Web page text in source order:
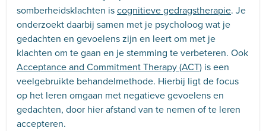
somberheidsklachten iscognitieve gedragstherapie. Je
onderzoekt daarbij samen met je psycholoog wat je
gedachten en gevoelens zijn en leert om met je
klachten om te gaan en je stemming te verbeteren. Ook
Acceptance and Commitment Therapy (ACT) is een
veelgebruikte behandelmethode. Hierbij ligt de focus
op het leren omgaan met negatieve gevoelens en
gedachten, door hier afstand van te nemen of te leren
accepteren.